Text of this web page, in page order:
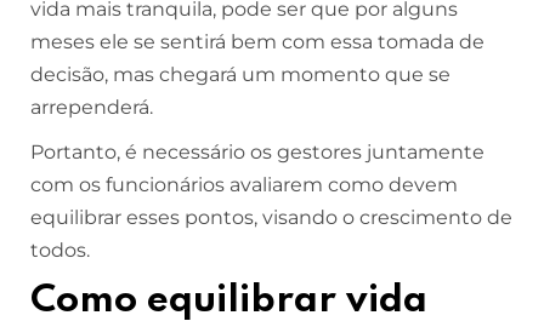
vida mais tranquila, pode ser que por alguns
meses ele se sentirá bem com essa tomada de
decisão, mas chegará um momento que se
arrependerá.
Portanto, é necessário os gestores juntamente
com os funcionários avaliarem como devem
equilibrar esses pontos, visando o crescimento de
todos.
Como equilibrar vida